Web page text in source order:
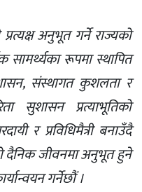
अनुभूत गर्ने राज्यको
सामर्थ्यका रूपमा स्थापित
, संस्थागत कुशलता र
सुशासन प्रत्याभूतिको
र प्रविधिमैत्री बनाउँदै
दैनिक जीवनमा अनुभूत हुने
गर्नेछौं ।